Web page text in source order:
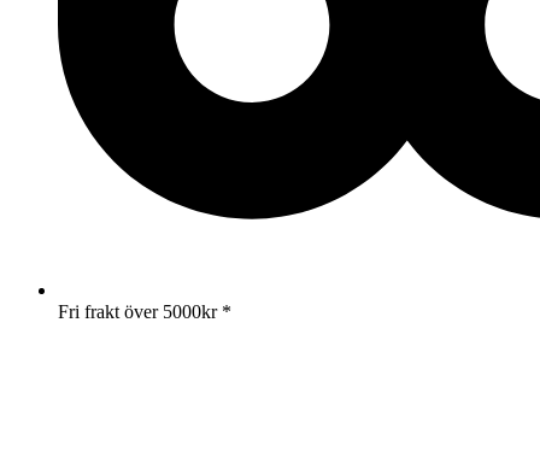
Fri frakt över 5000kr *